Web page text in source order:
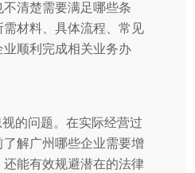
清楚需要满足哪些条
材料、具体流程、常见
顺利完成相关业务办
的问题。在实际经营过
解广州哪些企业需要增
能有效规避潜在的法律